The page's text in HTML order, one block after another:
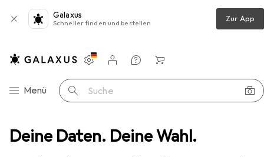
Deine Daten. Deine Wahl.
Galaxus
Schneller finden und bestellen Zur App
Navigation nach Kategorien
Menü Suche
Einstellungen
Kundenkonto
Vergleichslisten
Merklisten
Warenkorb
Maestro electric kettle 1.7l MR-051-Grey